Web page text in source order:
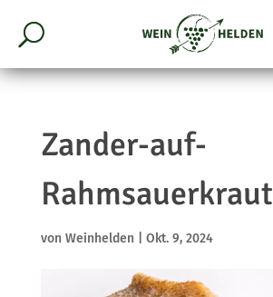
Zander-auf-
Rahmsauerkraut
von Weinhelden Okt. 9, 2024